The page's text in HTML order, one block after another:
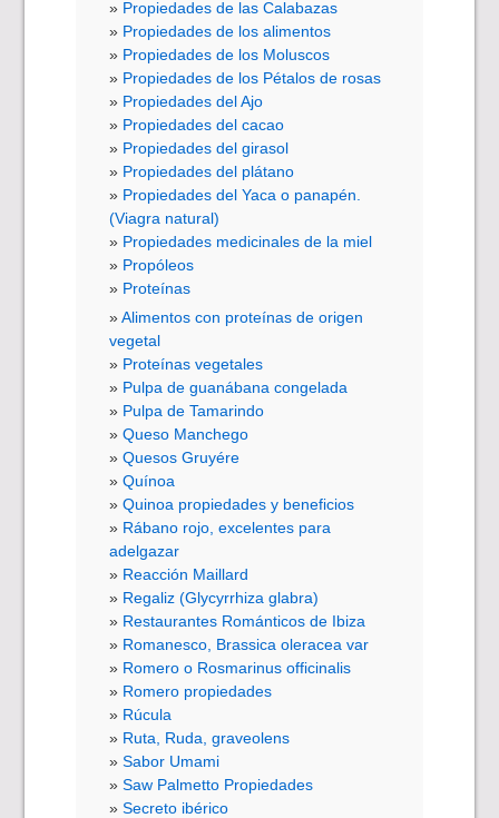
Propiedades de las Calabazas
Propiedades de los alimentos
Propiedades de los Moluscos
Propiedades de los Pétalos de rosas
Propiedades del Ajo
Propiedades del cacao
Propiedades del girasol
Propiedades del plátano
Propiedades del Yaca o panapén.
(Viagra natural)
Propiedades medicinales de la miel
Propóleos
Proteínas
Alimentos con proteínas de origen
vegetal
Proteínas vegetales
Pulpa de guanábana congelada
Pulpa de Tamarindo
Queso Manchego
Quesos Gruyére
Quínoa
Quinoa propiedades y beneficios
Rábano rojo, excelentes para
adelgazar
Reacción Maillard
Regaliz (Glycyrrhiza glabra)
Restaurantes Románticos de Ibiza
Romanesco, Brassica oleracea var
Romero o Rosmarinus officinalis
Romero propiedades
Rúcula
Ruta, Ruda, graveolens
Sabor Umami
Saw Palmetto Propiedades
Secreto ibérico